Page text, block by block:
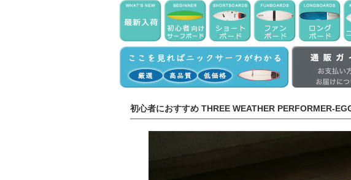
初心者におすすめ THREE WEATHER PERFORMER-